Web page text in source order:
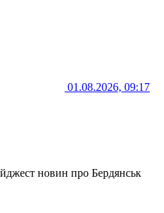
01.08.2026, 09:17
новин про Бердянськ